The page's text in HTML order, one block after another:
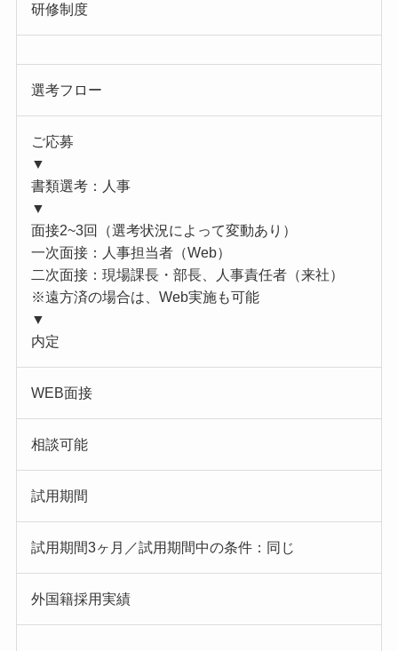
研修制度
選考フロー
ご応募
▼
書類選考：人事
▼
面接2~3回（選考状況によって変動あり）
一次面接：人事担当者（Web）
二次面接：現場課長・部長、人事責任者（来社）
※遠方済の場合は、Web実施も可能
▼
内定
WEB面接
相談可能
試用期間
試用期間3ヶ月／試用期間中の条件：同じ
外国籍採用実績